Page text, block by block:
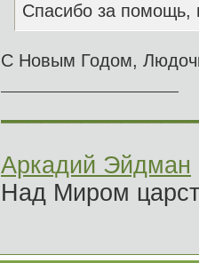
Спасибо за
С Новым Годом,
Аркадий Эйдман
Над Миром